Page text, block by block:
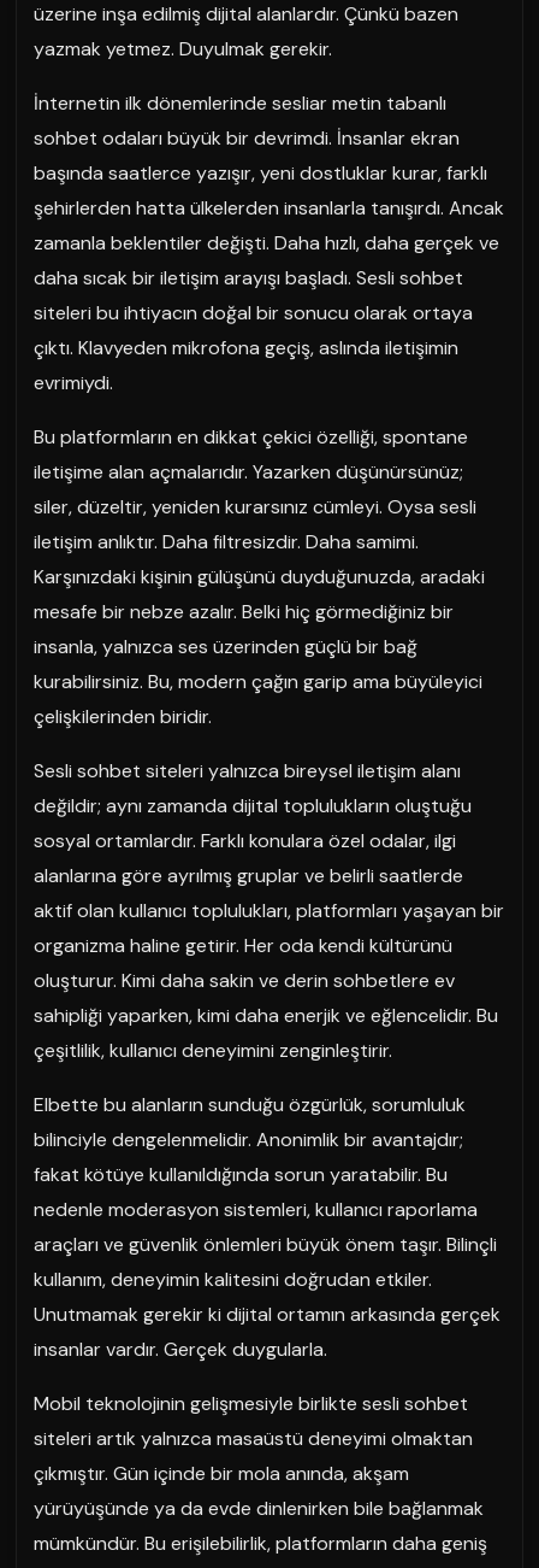
üzerine inşa edilmiş dijital alanlardır. Çünkü bazen
yazmak yetmez. Duyulmak gerekir.
İnternetin ilk dönemlerinde sesliar metin tabanlı
sohbet odaları büyük bir devrimdi. İnsanlar ekran
başında saatlerce yazışır, yeni dostluklar kurar, farklı
şehirlerden hatta ülkelerden insanlarla tanışırdı. Ancak
zamanla beklentiler değişti. Daha hızlı, daha gerçek ve
daha sıcak bir iletişim arayışı başladı. Sesli sohbet
siteleri bu ihtiyacın doğal bir sonucu olarak ortaya
çıktı. Klavyeden mikrofona geçiş, aslında iletişimin
evrimiydi.
Bu platformların en dikkat çekici özelliği, spontane
iletişime alan açmalarıdır. Yazarken düşünürsünüz;
siler, düzeltir, yeniden kurarsınız cümleyi. Oysa sesli
iletişim anlıktır. Daha filtresizdir. Daha samimi.
Karşınızdaki kişinin gülüşünü duyduğunuzda, aradaki
mesafe bir nebze azalır. Belki hiç görmediğiniz bir
insanla, yalnızca ses üzerinden güçlü bir bağ
kurabilirsiniz. Bu, modern çağın garip ama büyüleyici
çelişkilerinden biridir.
Sesli sohbet siteleri yalnızca bireysel iletişim alanı
değildir; aynı zamanda dijital toplulukların oluştuğu
sosyal ortamlardır. Farklı konulara özel odalar, ilgi
alanlarına göre ayrılmış gruplar ve belirli saatlerde
aktif olan kullanıcı toplulukları, platformları yaşayan bir
organizma haline getirir. Her oda kendi kültürünü
oluşturur. Kimi daha sakin ve derin sohbetlere ev
sahipliği yaparken, kimi daha enerjik ve eğlencelidir. Bu
çeşitlilik, kullanıcı deneyimini zenginleştirir.
Elbette bu alanların sunduğu özgürlük, sorumluluk
bilinciyle dengelenmelidir. Anonimlik bir avantajdır;
fakat kötüye kullanıldığında sorun yaratabilir. Bu
nedenle moderasyon sistemleri, kullanıcı raporlama
araçları ve güvenlik önlemleri büyük önem taşır. Bilinçli
kullanım, deneyimin kalitesini doğrudan etkiler.
Unutmamak gerekir ki dijital ortamın arkasında gerçek
insanlar vardır. Gerçek duygularla.
Mobil teknolojinin gelişmesiyle birlikte sesli sohbet
siteleri artık yalnızca masaüstü deneyimi olmaktan
çıkmıştır. Gün içinde bir mola anında, akşam
yürüyüşünde ya da evde dinlenirken bile bağlanmak
mümkündür. Bu erişilebilirlik, platformların daha geniş